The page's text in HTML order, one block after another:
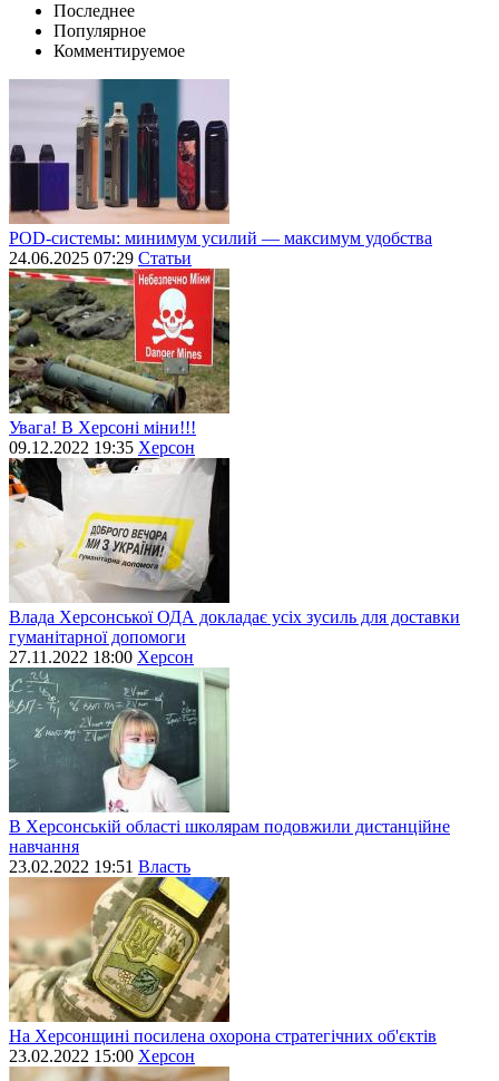
Последнее
Популярное
Комментируемое
POD-системы: минимум усилий — максимум удобства
24.06.2025 07:29 Статьи
Увага! В Херсоні міни!!!
09.12.2022 19:35 Херсон
Влада Херсонської ОДА докладає усіх зусиль для доставки
гуманітарної допомоги
27.11.2022 18:00 Херсон
В Херсонській області школярам подовжили дистанційне
навчання
23.02.2022 19:51 Власть
На Херсонщині посилена охорона стратегічних об'єктів
23.02.2022 15:00 Херсон